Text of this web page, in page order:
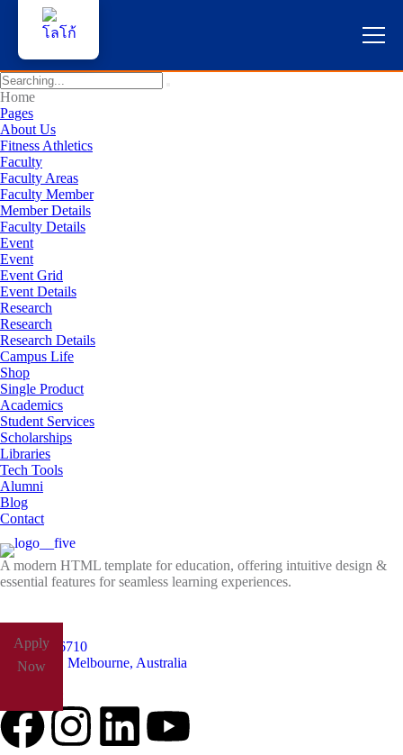
Home
Pages
About Us
Fitness Athletics
Faculty
Faculty Areas
Faculty Member
Member Details
Faculty Details
Event
Event
Event Grid
Event Details
Research
Research
Research Details
Campus Life
Shop
Single Product
Academics
Student Services
Scholarships
Libraries
Tech Tools
Alumni
Blog
Contact
A modern HTML template for education, offering intuitive design &
essential features for seamless learning experiences.
Apply
Now
+61485826710
Yarra Park, Melbourne, Australia
หน้าแรก
ผู้สนใจสมัครเรียน
บริการนักศึกษา
คณาจารย์และบุคลากร
บุคคลทั่วไป
ภาษาไทย